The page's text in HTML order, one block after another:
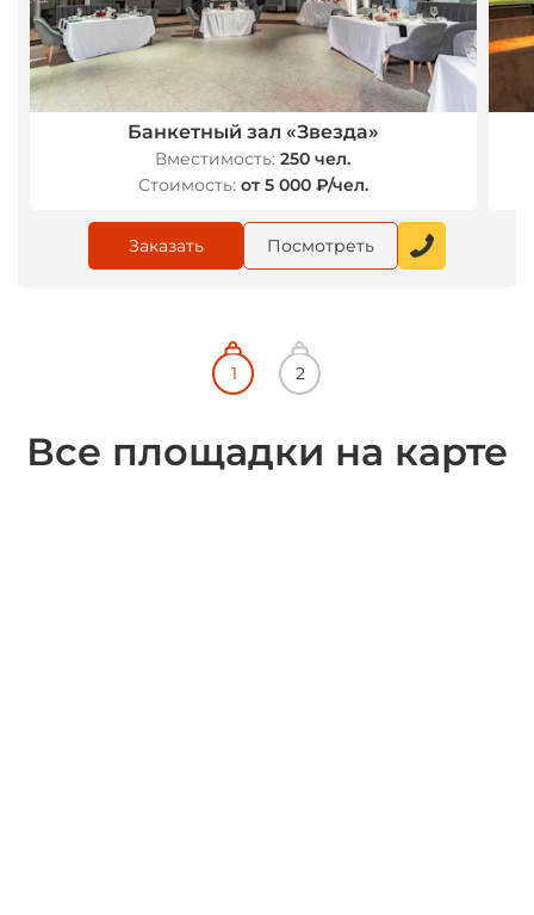
Банкетный зал «Звезда»
Вместимость: 250 чел.
Стоимость: от 5 000 ₽/чел.
Заказать Посмотреть
Все площадки на карте